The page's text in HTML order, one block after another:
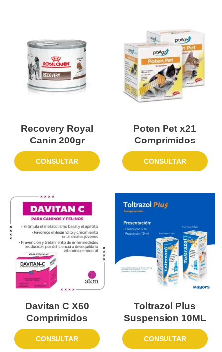
Recovery Royal
Canin 200gr
CONSULTAR
Poten Pet x21
Comprimidos
CONSULTAR
Davitan C X60
Comprimidos
CONSULTAR
Toltrazol Plus
Suspension 10ML
CONSULTAR